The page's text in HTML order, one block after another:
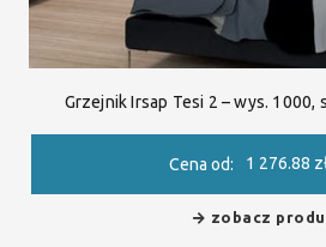
Grzejnik Irsap Tesi 2 – wys. 1000,
Cena od: 1 276.88
zobacz